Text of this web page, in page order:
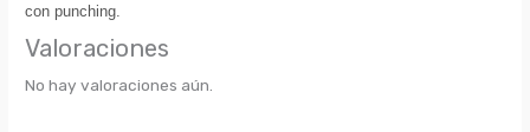
con punching.
Valoraciones
No hay valoraciones aún.